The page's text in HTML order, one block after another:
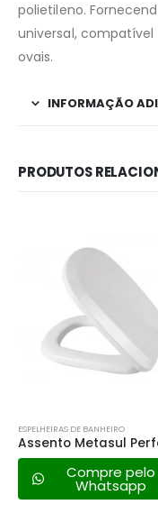
polietileno.
universal,
ovais.
INFORMAÇÃO
PRODUTOS
ESPELHEIRAS DE BANHEIRO
Compre pelo
Whatsapp